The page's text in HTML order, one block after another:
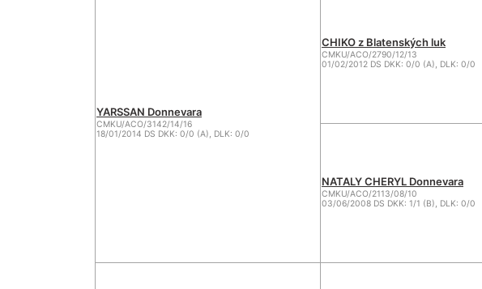
YARSSAN Donnevara
CMKU/ACO/3142/14/16
18/01/2014 DS DKK: 0/0 (A), DLK: 0/0
CHIKO z Blatenských luk
CMKU/ACO/2790/12/13
01/02/2012 DS DKK: 0/0 (A), DLK: 0/0
NATALY CHERYL Donnevara
CMKU/ACO/2113/08/10
03/06/2008 DS DKK: 1/1 (B), DLK: 0/0